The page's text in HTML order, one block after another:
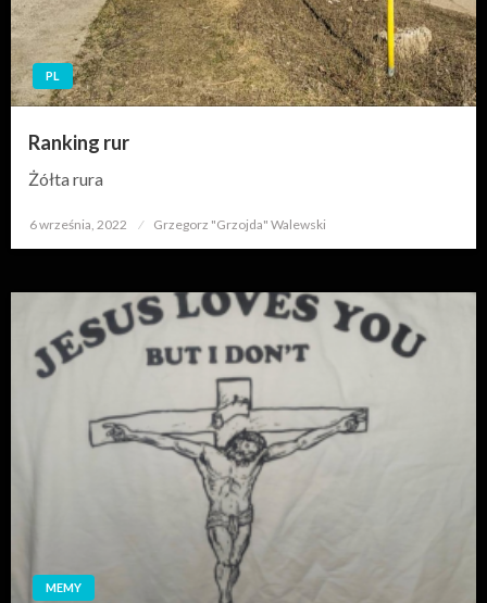
PL
Ranking rur
Żółta rura
Opublikowane
6 września, 2022 Grzegorz "Grzojda" Walewski
MEMY